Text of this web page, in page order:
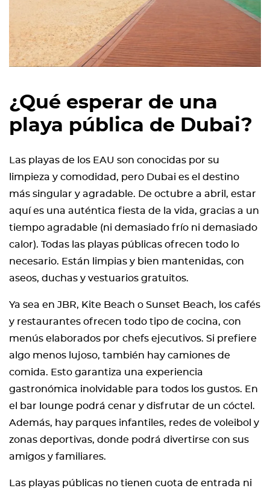
¿Qué esperar de una
playa pública de Dubai?
Las playas de los EAU son conocidas por su
limpieza y comodidad, pero Dubai es el destino
más singular y agradable. De octubre a abril, estar
aquí es una auténtica fiesta de la vida, gracias a un
tiempo agradable (ni demasiado frío ni demasiado
calor). Todas las playas públicas ofrecen todo lo
necesario. Están limpias y bien mantenidas, con
aseos, duchas y vestuarios gratuitos.
Ya sea en JBR, Kite Beach o Sunset Beach, los cafés
y restaurantes ofrecen todo tipo de cocina, con
menús elaborados por chefs ejecutivos. Si prefiere
algo menos lujoso, también hay camiones de
comida. Esto garantiza una experiencia
gastronómica inolvidable para todos los gustos. En
el bar lounge podrá cenar y disfrutar de un cóctel.
Además, hay parques infantiles, redes de voleibol y
zonas deportivas, donde podrá divertirse con sus
amigos y familiares.
Las playas públicas no tienen cuota de entrada ni